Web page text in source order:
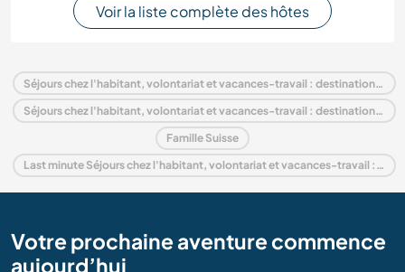
Voir la liste complète des hôtes
Séjours chez l'habitant, volontariat et vacances-travail : destination Suisse
Séjours chez l'habitant, volontariat et vacances-travail : destination Europe
Famille Suisse
Last minute Séjours chez l'habitant, volontariat et vacances-travail : destination Suisse
Votre prochaine aventure commence
aujourd’hui